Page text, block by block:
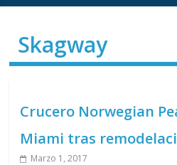
la
de
cruceros
solo
Skagway
Crucero Norwegian
Miami tras
Marzo 1, 2017